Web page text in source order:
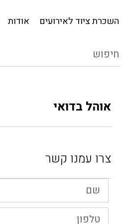
השכרת ציוד לאירועים אודות
השכרת ציוד לאירועים
אוהל בדואי
צרו עמנו קשר
שם
טלפון